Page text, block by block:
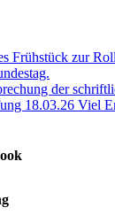
Frühstück zur
der
18.03.26 Viel